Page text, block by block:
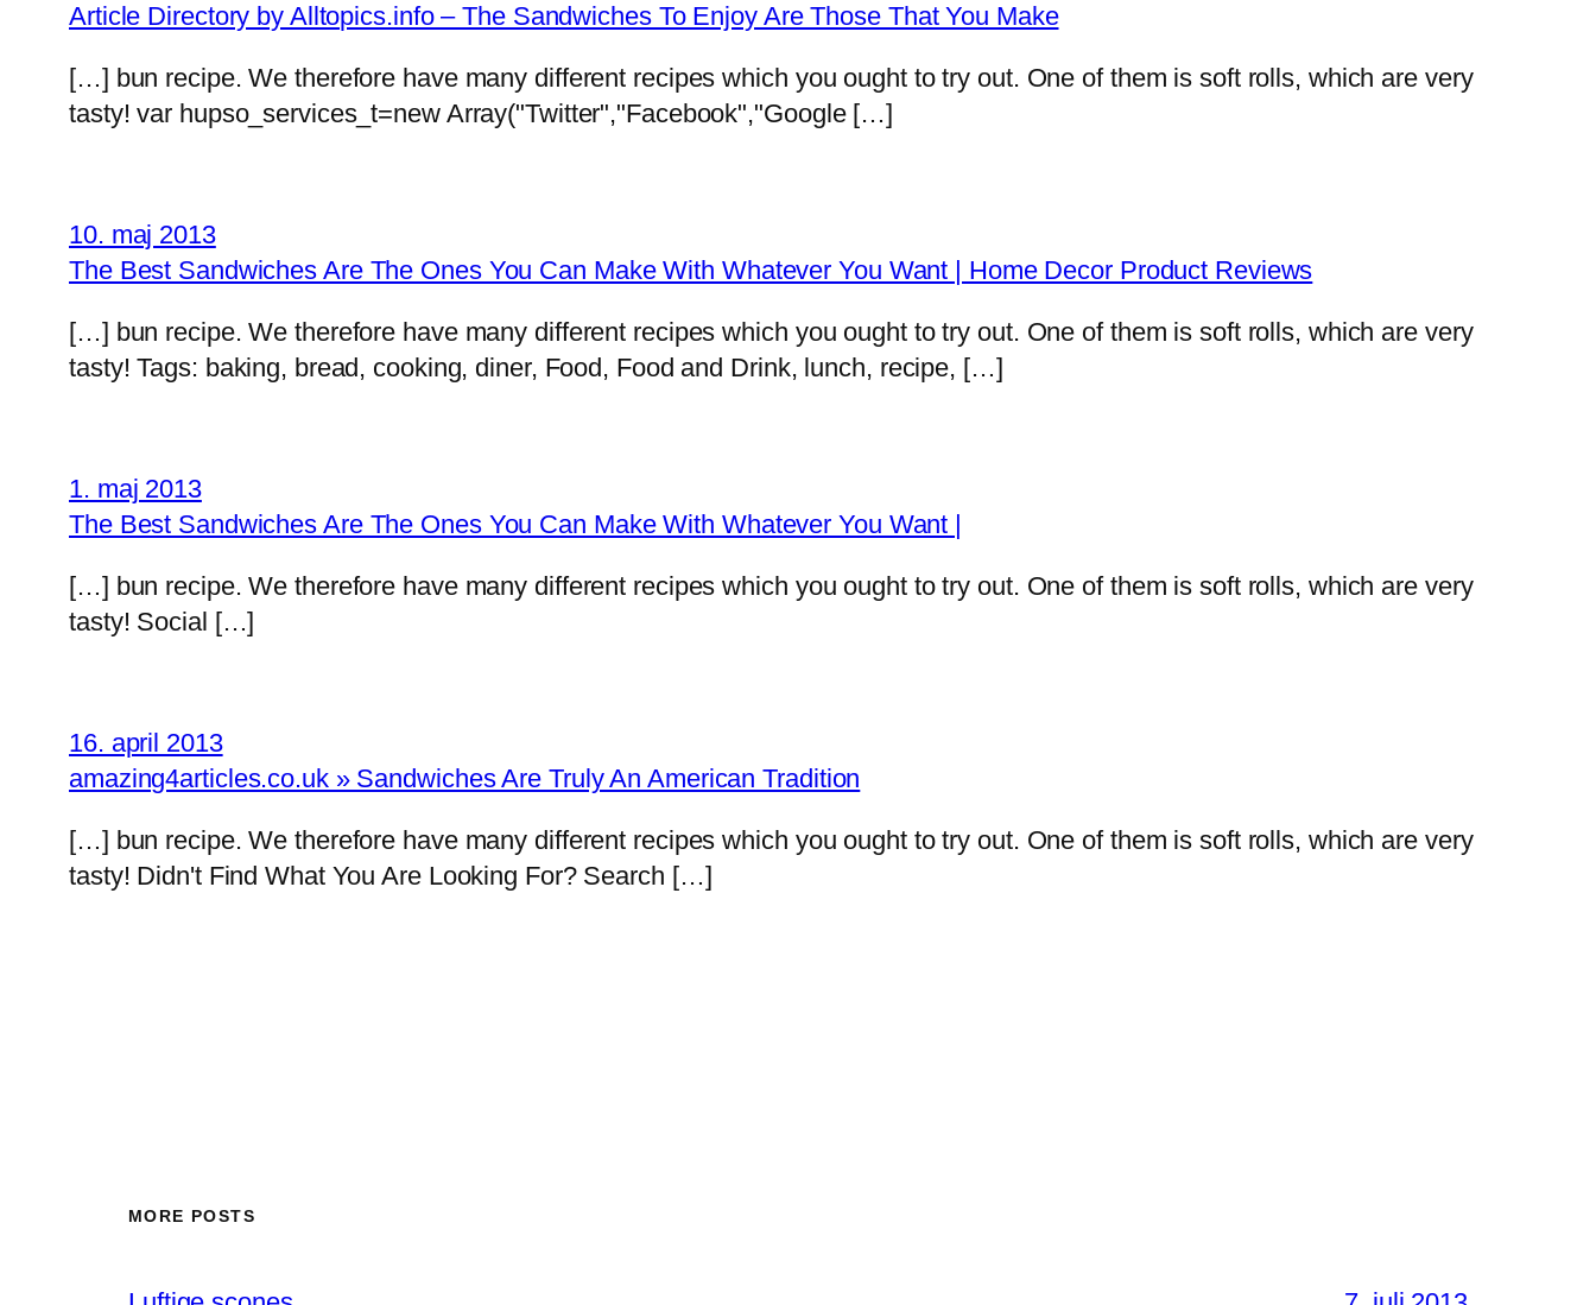
Article Directory by Alltopics.info – The Sandwiches To Enjoy Are Those That You Make
[…] bun recipe. We therefore have many different recipes which you ought to try out. One of them is soft rolls, which are very
tasty! var hupso_services_t=new Array("Twitter","Facebook","Google […]
10. maj 2013
The Best Sandwiches Are The Ones You Can Make With Whatever You Want | Home Decor Product Reviews
[…] bun recipe. We therefore have many different recipes which you ought to try out. One of them is soft rolls, which are very
tasty! Tags: baking, bread, cooking, diner, Food, Food and Drink, lunch, recipe, […]
1. maj 2013
The Best Sandwiches Are The Ones You Can Make With Whatever You Want |
[…] bun recipe. We therefore have many different recipes which you ought to try out. One of them is soft rolls, which are very
tasty! Social […]
16. april 2013
amazing4articles.co.uk » Sandwiches Are Truly An American Tradition
[…] bun recipe. We therefore have many different recipes which you ought to try out. One of them is soft rolls, which are very
tasty! Didn't Find What You Are Looking For? Search […]
MORE POSTS